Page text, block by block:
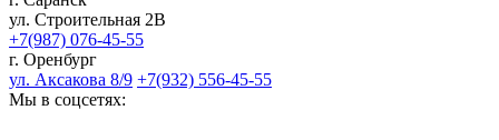
ул. Строительная 2В
+7(987) 076-45-55
г. Оренбург
ул. Аксакова 8/9 +7(932) 556-45-55
Мы в соцсетях: